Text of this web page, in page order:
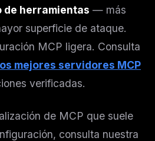
de herramientas — más
superficie de ataque.
MCP ligera. Consulta
mejores servidores MCP
verificadas.
de MCP que suele
consulta nuestra